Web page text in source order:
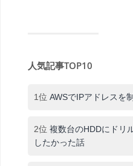
人気記事TOP10
1位 AWSでIPアドレスを
2位 複数台のHDDにドリ
したかった話